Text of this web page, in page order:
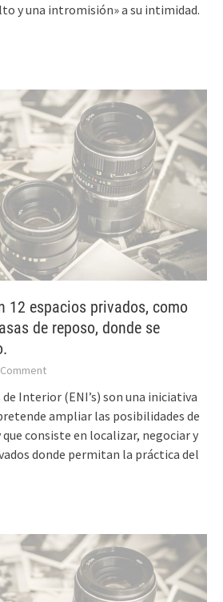
y una intromisión» a su intimidad.
12 espacios privados, como
de reposo, donde se
Comment
Interior (ENI’s) son una iniciativa
ampliar las posibilidades de
consiste en localizar, negociar y
donde permitan la práctica del